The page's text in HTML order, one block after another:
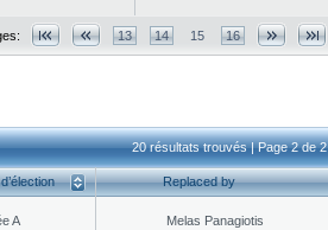
13 14 15 16
20 résultats trouvés | Page 2 de 2
Replaced by
A Melas Panagiotis